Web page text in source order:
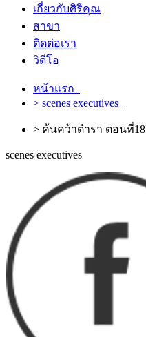
เกี่ยวกับศิริคุณ
สาขา
ติดต่อเรา
วิดีโอ
หน้าแรก
> scenes executives
> ค้นคว้าตำรา ตอนที่18
scenes executives